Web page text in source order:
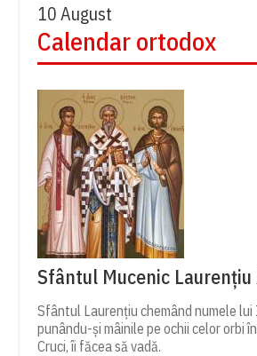
10 August
Calendar ortodox
Sfântul Mucenic
Sfântul Laurențiu chemând numele lui
punându-și mâinile pe ochii celor orbi
Cruci, îi făcea să vadă.